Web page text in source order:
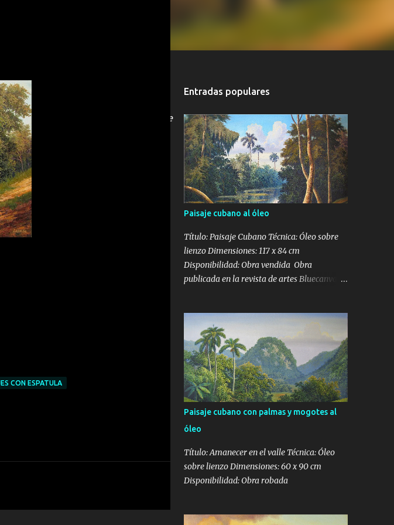
-, otros a su vez han optado por un
haciendo uso de elementos muy
más universal a sus
en su imaginación, y posteriormente
lo real y lo irreal nos confunde
y onírico, en ocasiones melancólico y
exposiciones en Cuba
de Arte en Colombia
ydocumentales
CON ESPATULA
Entradas populares
Paisaje cubano al óleo
Título: Paisaje Cubano Técnica: Óleo sobre
lienzo Dimensiones: 117 x 84 cm
Disponibilidad: Obra vendida Obra
publicada en la revista de artes Bluecanvas
Paisaje cubano con palmas y mogotes al
óleo
Título: Amanecer en el valle Técnica: Óleo
sobre lienzo Dimensiones: 60 x 90 cm
Disponibilidad: Obra robada